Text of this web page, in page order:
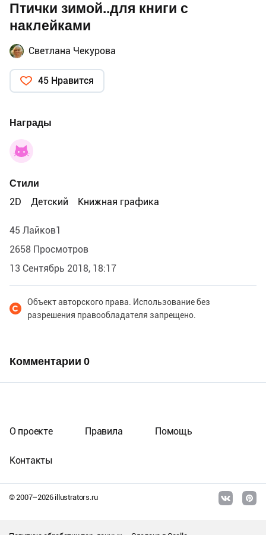
Птички зимой..для книги с
наклейками
Светлана Чекурова
45 Нравится
Награды
Стили
2D
Детский Книжная графика
45 Лайков1
2658 Просмотров
13 Сентябрь 2018, 18:17
Объект авторского права. Использование без
разрешения правообладателя запрещено.
Комментарии 0
© 2007–2026illustrators.ru
О проекте Правила Помощь
Контакты